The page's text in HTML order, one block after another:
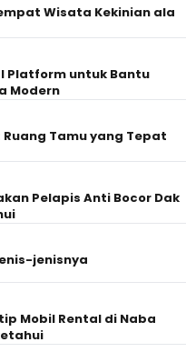
Wisata Kekinian ala
Platform untuk Bantu
Modern
Tamu yang Tepat
Pelapis Anti Bocor Dak
jenisnya
Mobil Rental di Naba